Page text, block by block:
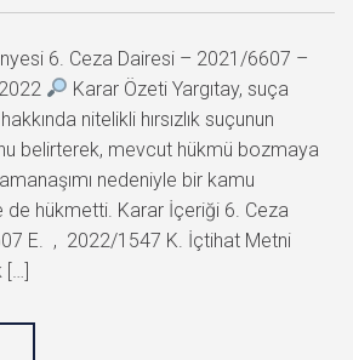
6. Ceza Dairesi – 2021/6607 –
Karar Özeti Yargıtay, suça
nitelikli hırsızlık suçunun
belirterek, mevcut hükmü bozmaya
nedeniyle bir kamu
de hükmetti. Karar İçeriği 6. Ceza
, 2022/1547 K. İçtihat Metni
[…]